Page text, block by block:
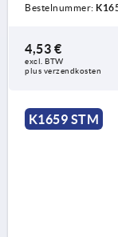
Bestelnummer:
4,53 €
excl. BTW
plus verzendkosten
K1659 STM